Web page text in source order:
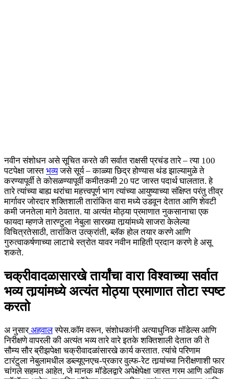
नवीन संशोधन असे सूचित करते की सर्वात राक्षसी प्रचंड तारे – त्या 100
पटपेक्षा जास्त भव्यजसे सूर्य – काळ्या छिद्र होण्यास थंड झाल्यामुळे ते
करण्यापूर्वी ते कोसळण्यापूर्वी कमीतकमी 20 पट जास्त पदार्थ घालतात. हे
तारे त्यांच्या बाह्य थरांचा महत्त्वपूर्ण भाग त्यांच्या आयुष्याच्या संक्षिप्त परंतु तीव्र
मार्गावर जोरदार शक्तिशाली तारांकित वारा मध्ये उडवून देतात आणि शेवटी
कमी जनतेला मागे ठेवतात. या अत्यंत मोठ्या प्रमाणात नुकसानाचा एक
फायदा म्हणजे तारण्टुला नेबुला सारख्या तार्‍यांमध्ये साजरा केलेल्या
विचित्रतेसाठी, तारांकित उत्क्रांती, ब्लॅक होल तयार करणे आणि
गुरुत्वाकर्षणाच्या लाटाचे स्त्रोत यावर नवीन माहिती प्रदान करणे हे असू
शकते.
चक्रीवादळासारखे तार्यांचा वारा विश्वाच्या सर्वात
भव्य तार्‍यांमध्ये अत्यंत मोठ्या प्रमाणात तोटा स्पष्ट
करतो
अ नुसारअहवालस्पेस.कॉम वरून, संशोधकांनी अत्याधुनिक मॉडेल्स आणि
निरीक्षणे वापरली की अत्यंत भव्य तारे वारे इतके शक्तिशाली देतात की ते
सौम्य सौर ब्रीझपेक्षा चक्रीवादळांसारखे कार्य करतात. त्यांचे परिणाम
टारंटुला नेबुलामधील डब्ल्यूएनएच-प्रकार वुल्फ-रेट तार्‍यांच्या निरीक्षणाशी फार
चांगले सहमत आहेत, जे मानक मॉडेलद्वारे अपेक्षेपेक्षा जास्त गरम आणि अधिक